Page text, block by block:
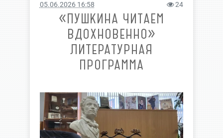
05.06.2026 16:58 24
«ПУШКИНА ЧИТАЕМ
ВДОХНОВЕННО»
ЛИТЕРАТУРНАЯ
ПРОГРАММА